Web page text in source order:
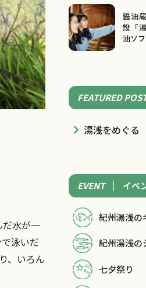
水が一
泳いだ
、いろん
醤油
設「
油ソ
FEATURED
湯浅をめぐる
EVENT イベ
紀州湯浅の
紀州湯浅の
七夕祭り